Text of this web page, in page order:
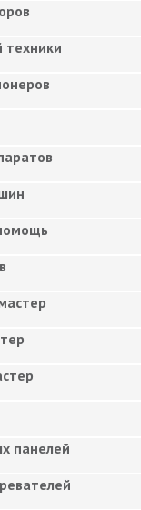
техники
панелей